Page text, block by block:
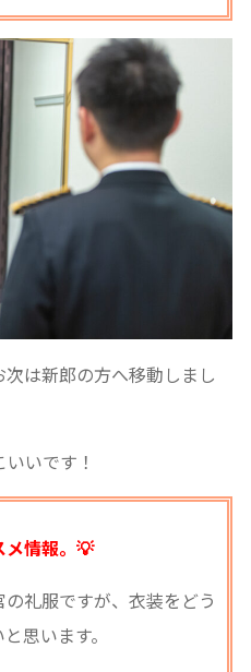
は新郎の方へ移動しまし
いです！
メ情報。💡
礼服ですが、衣装をどう
思います。